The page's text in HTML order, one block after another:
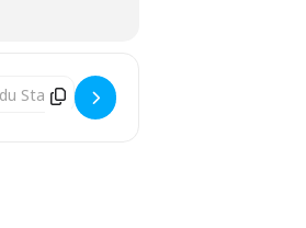
Address - Soirée 100% Johnny